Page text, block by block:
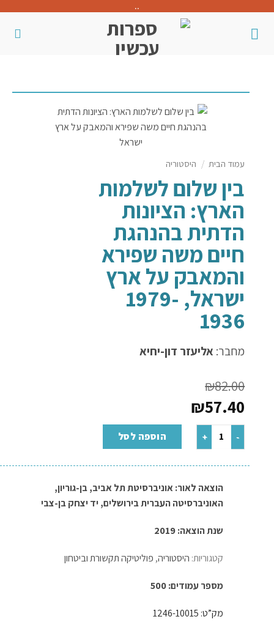
..
עמוד הבית / היסטוריה
בין שלום לשלמות
הארץ: הציונות
הדתית בהנהגת
חיים משה שפירא
והמאבק על ארץ
ישראל, 1979-
1936
מחבר: אליעזר דון-יחיא
₪82.00
₪57.40
הוספה לסל
הוצאה לאור:אוניברסיטת תל אביב,בן-גוריון,
האוניברסיטה העברית בירושלים,יד יצחק בן-צבי
שנת הוצאה: 2019
קטגוריות: היסטוריה, פוליטיקה תקשורת וביטחון
מספר עמודים: 500
מק”ט: 1246-10015